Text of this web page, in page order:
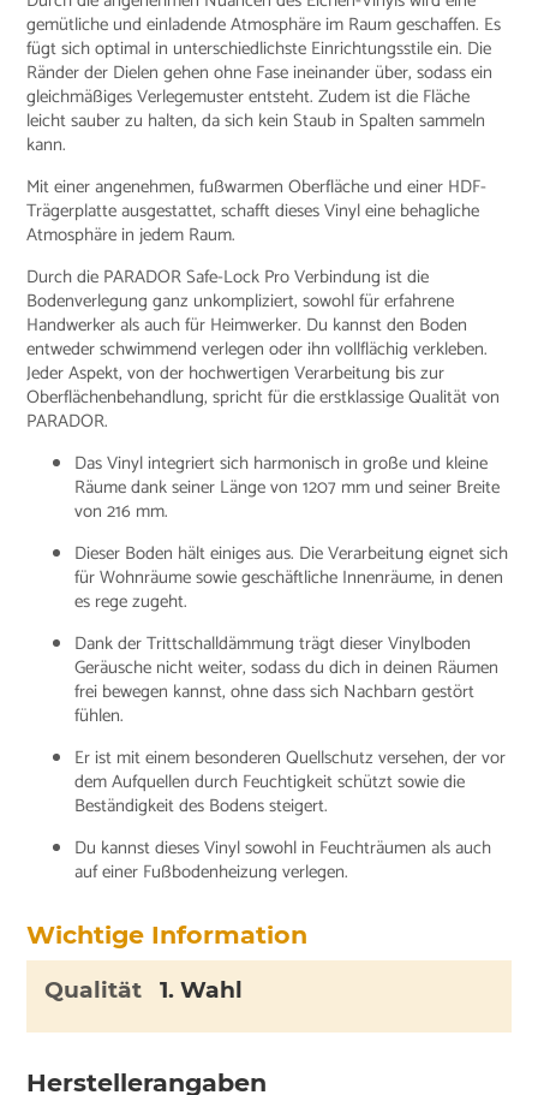
gemütliche und einladende Atmosphäre im Raum geschaffen. Es
fügt sich optimal in unterschiedlichste Einrichtungsstile ein. Die
Ränder der Dielen gehen ohne Fase ineinander über, sodass ein
gleichmäßiges Verlegemuster entsteht. Zudem ist die Fläche
leicht sauber zu halten, da sich kein Staub in Spalten sammeln
kann.
Mit einer angenehmen, fußwarmen Oberfläche und einer HDF-
Trägerplatte ausgestattet, schafft dieses Vinyl eine behagliche
Atmosphäre in jedem Raum.
Durch die PARADOR Safe-Lock Pro Verbindung ist die
Bodenverlegung ganz unkompliziert, sowohl für erfahrene
Handwerker als auch für Heimwerker. Du kannst den Boden
entweder schwimmend verlegen oder ihn vollflächig verkleben.
Jeder Aspekt, von der hochwertigen Verarbeitung bis zur
Oberflächenbehandlung, spricht für die erstklassige Qualität von
PARADOR.
Das Vinyl integriert sich harmonisch in große und kleine
Räume dank seiner Länge von 1207 mm und seiner Breite
von 216 mm.
Dieser Boden hält einiges aus. Die Verarbeitung eignet sich
für Wohnräume sowie geschäftliche Innenräume, in denen
es rege zugeht.
Dank der Trittschalldämmung trägt dieser Vinylboden
Geräusche nicht weiter, sodass du dich in deinen Räumen
frei bewegen kannst, ohne dass sich Nachbarn gestört
fühlen.
Er ist mit einem besonderen Quellschutz versehen, der vor
dem Aufquellen durch Feuchtigkeit schützt sowie die
Beständigkeit des Bodens steigert.
Du kannst dieses Vinyl sowohl in Feuchträumen als auch
auf einer Fußbodenheizung verlegen.
Wichtige Information
Qualität 1. Wahl
Herstellerangaben